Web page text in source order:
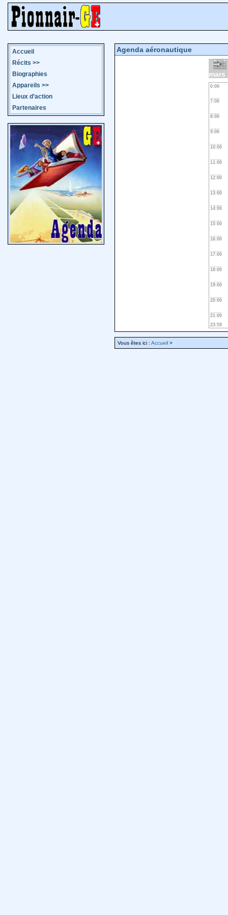
Accueil
Récits >>
Biographies
Appareils >>
Lieux d’action
Partenaires
Agenda aéronautique
mars
0:00
7:00
8:00
9:00
10:00
11:00
12:00
13:00
14:00
15:00
16:00
17:00
18:00
19:00
20:00
21:00
23:59
Vous êtes ici : Accueil >